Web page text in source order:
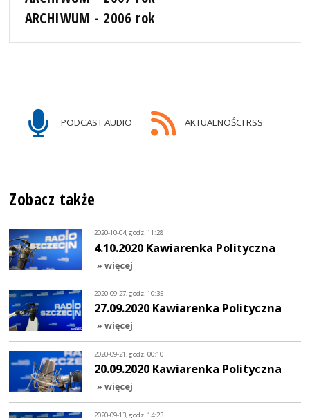
ARCHIWUM - 2006 rok
PODCAST AUDIO AKTUALNOŚCI RSS
Zobacz także
2020-10-04, godz. 11:28
4.10.2020 Kawiarenka Polityczna
» więcej
2020-09-27, godz. 10:35
27.09.2020 Kawiarenka Polityczna
» więcej
2020-09-21, godz. 00:10
20.09.2020 Kawiarenka Polityczna
» więcej
2020-09-13, godz. 14:23